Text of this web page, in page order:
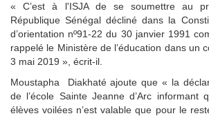
« C’est à l'ISJA de se soumettre au
République Sénégal décliné dans la
d’orientation nº91-22 du 30 janvier 1991
rappelé le Ministère de l’éducation dans un
3 mai 2019 », écrit-il.
Moustapha Diakhaté ajoute que « la
de l’école Sainte Jeanne d’Arc informant
élèves voilées n’est valable que pour le